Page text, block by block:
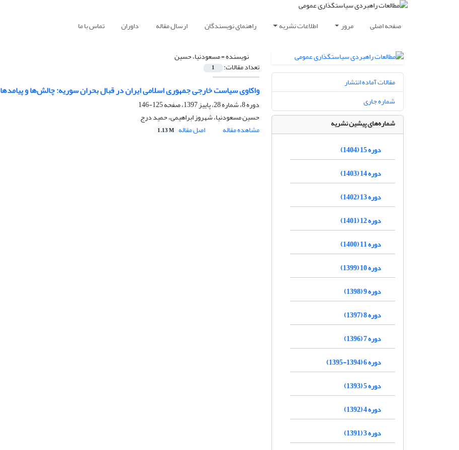
صفحه اصلی مرور اطلاعات نشریه راهنمای نویسندگان ارسال مقاله داوران تماس با ما
نویسنده =مسعودنیا، حسین
تعداد مقالات: 1
واکاوی سیاست خارجی جمهوری اسلامی ایران در قبال بحران سوریه: چالش‌ها و پیامدها
دوره 8، شماره 28، پاییز 1397، صفحه
125-146
حسین مسعودنیا، شهروز ابراهیمی، حمید درج
مشاهده مقاله
اصل مقاله 1.13 M
مقالات آماده انتشار
شماره جاری
شماره‌های پیشین نشریه
دوره 15 (1404)
دوره 14 (1403)
دوره 13 (1402)
دوره 12 (1401)
دوره 11 (1400)
دوره 10 (1399)
دوره 9 (1398)
دوره 8 (1397)
دوره 7 (1396)
دوره 6 (1394-1395)
دوره 5 (1393)
دوره 4 (1392)
دوره 3 (1391)